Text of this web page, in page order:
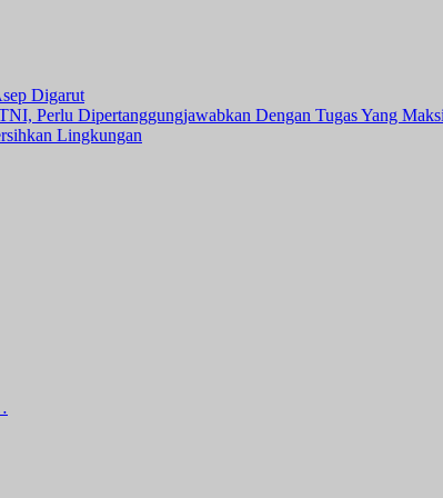
Digarut
Perlu Dipertanggungjawabkan Dengan Tugas Yang
Lingkungan